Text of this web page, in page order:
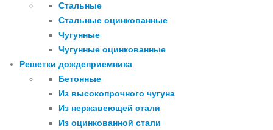
Стальные
Стальные оцинкованные
Чугунные
Чугунные оцинкованные
Решетки дождеприемника
Бетонные
Из высокопрочного чугуна
Из нержавеющей стали
Из оцинкованной стали